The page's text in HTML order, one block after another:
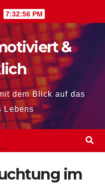
7:32:58 PM
&
dem Blick auf das
Lebens
im